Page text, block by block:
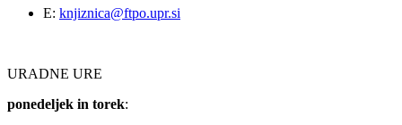
E: knjiznica@ftpo.upr.si
URADNE URE
ponedeljek in torek: